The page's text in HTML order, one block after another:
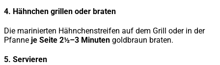
4. Hähnchen grillen oder braten
Die marinierten Hähnchenstreifen auf dem Grill oder in der
Pfanne je Seite 2½–3 Minuten goldbraun braten.
5. Servieren